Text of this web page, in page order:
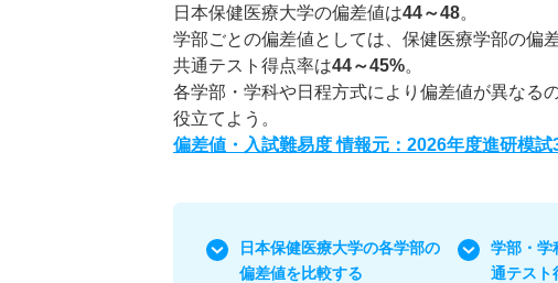
日本保健医療大学の偏差値は44～48。
学部ごとの偏差値としては、保健医療学部の偏
共通テスト得点率は44～45%。
各学部・学科や日程方式により偏差値が異なる
役立てよう。
偏差値・入試難易度 情報元：2026年度進研模
日本保健医療大学の各学部の
偏差値を比較する
学部・学
通テスト